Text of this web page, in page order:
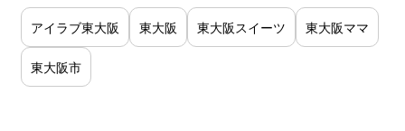
アイラブ東大阪 東大阪 東大阪スイーツ 東大阪ママ
東大阪市